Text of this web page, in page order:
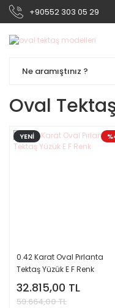
+90552 303 05 29
Oval
YENİ
0.42 Karat Oval Pırlanta
Tektaş Yüzük E F Renk
32.815,00 TL
59.664,00 TL